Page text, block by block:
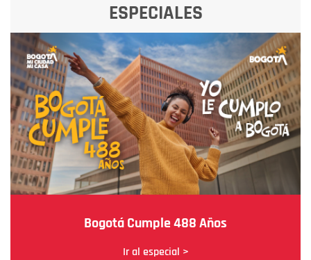
ESPECIALES
Bogotá Cumple 488 Años
Ir al especial >